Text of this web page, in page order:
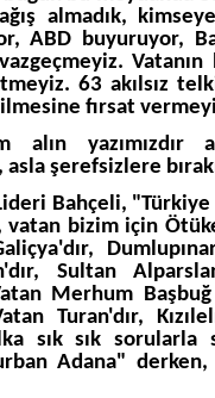
almadık,
ABD buyuruyor,
63 akılsız
fırsat
alın yazımızdır
şerefsizlere
Bahçeli,
vatan bizim için
Sultan
Merhum Başbuğ
Turan'dır,
sık sık sorularla
Adana" derken,